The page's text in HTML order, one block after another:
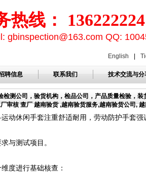
热线：
gbinspection@163.com QQ:
English
聘信息 联系我们 技术交流与分
检测公司，验货机构，检品公司，产品质量检验，装
审核 查厂 越南验货 ,越南验货服务,越南验货公司,
验货
动休闲手套注重舒适耐用，劳动防护手套强
与测试项目。
度进行基础核查：